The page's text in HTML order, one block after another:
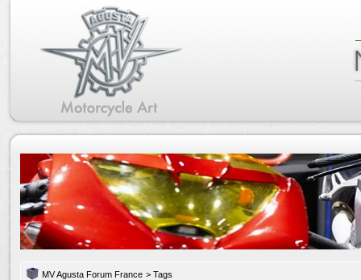
MV Agusta Forum France > Tags